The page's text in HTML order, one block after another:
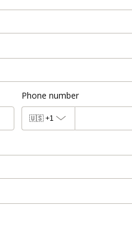
Phone number
🇺🇸 +1